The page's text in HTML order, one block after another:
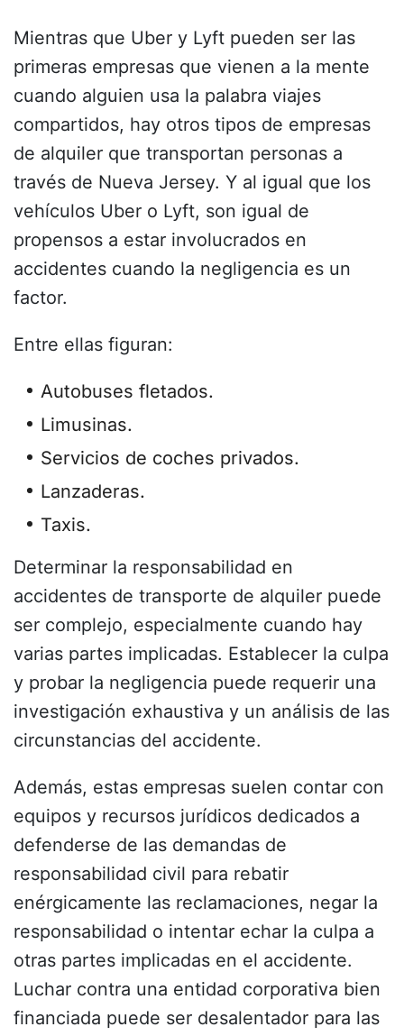
Mientras que Uber y Lyft pueden ser las
primeras empresas que vienen a la mente
cuando alguien usa la palabra viajes
compartidos, hay otros tipos de empresas
de alquiler que transportan personas a
través de Nueva Jersey. Y al igual que los
vehículos Uber o Lyft, son igual de
propensos a estar involucrados en
accidentes cuando la negligencia es un
factor.
Entre ellas figuran:
Autobuses fletados.
Limusinas.
Servicios de coches privados.
Lanzaderas.
Taxis.
Determinar la responsabilidad en
accidentes de transporte de alquiler puede
ser complejo, especialmente cuando hay
varias partes implicadas. Establecer la culpa
y probar la negligencia puede requerir una
investigación exhaustiva y un análisis de las
circunstancias del accidente.
Además, estas empresas suelen contar con
equipos y recursos jurídicos dedicados a
defenderse de las demandas de
responsabilidad civil para rebatir
enérgicamente las reclamaciones, negar la
responsabilidad o intentar echar la culpa a
otras partes implicadas en el accidente.
Luchar contra una entidad corporativa bien
financiada puede ser desalentador para las